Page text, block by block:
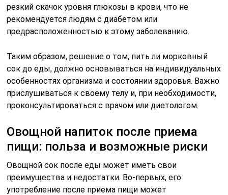
резкий скачок уровня глюкозы в крови, что не
рекомендуется людям с диабетом или
предрасположенностью к этому заболеванию.
Таким образом, решение о том, пить ли морковный
сок до еды, должно основываться на индивидуальных
особенностях организма и состоянии здоровья. Важно
прислушиваться к своему телу и, при необходимости,
проконсультироваться с врачом или диетологом.
Овощной напиток после приема
пищи: польза и возможные риски
Овощной сок после еды может иметь свои
преимущества и недостатки. Во-первых, его
употребление после приема пищи может